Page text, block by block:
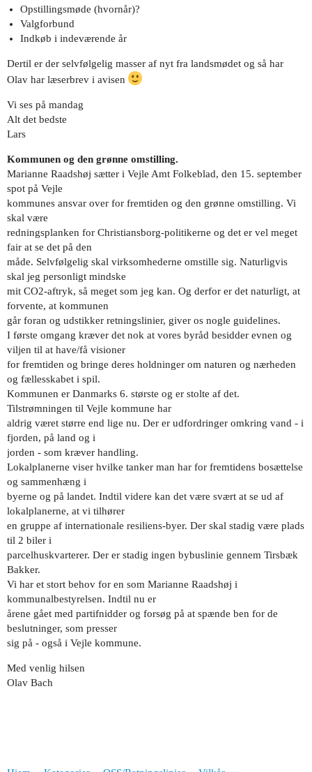
Opstillingsmøde (hvornår)?
Valgforbund
Indkøb i indeværende år
Dertil er der selvfølgelig masser af nyt fra landsmødet og så har
Olav har læserbrev i avisen
Vi ses på mandag
Alt det bedste
Lars
Kommunen og den grønne omstilling.
Marianne Raadshøj sætter i Vejle Amt Folkeblad, den 15. september
spot på Vejle
kommunes ansvar over for fremtiden og den grønne omstilling. Vi
skal være
redningsplanken for Christiansborg-politikerne og det er vel meget
fair at se det på den
måde. Selvfølgelig skal virksomhederne omstille sig. Naturligvis
skal jeg personligt mindske
mit CO2-aftryk, så meget som jeg kan. Og derfor er det naturligt, at
forvente, at kommunen
går foran og udstikker retningslinier, giver os nogle guidelines.
I første omgang kræver det nok at vores byråd besidder evnen og
viljen til at have/få visioner
for fremtiden og bringe deres holdninger om naturen og nærheden
og fællesskabet i spil.
Kommunen er Danmarks 6. største og er stolte af det.
Tilstrømningen til Vejle kommune har
aldrig været større end lige nu. Der er udfordringer omkring vand - i
fjorden, på land og i
jorden - som kræver handling.
Lokalplanerne viser hvilke tanker man har for fremtidens bosættelse
og sammenhæng i
byerne og på landet. Indtil videre kan det være svært at se ud af
lokalplanerne, at vi tilhører
en gruppe af internationale resiliens-byer. Der skal stadig være plads
til 2 biler i
parcelhuskvarterer. Der er stadig ingen bybuslinie gennem Tirsbæk
Bakker.
Vi har et stort behov for en som Marianne Raadshøj i
kommunalbestyrelsen. Indtil nu er
årene gået med partifnidder og forsøg på at spænde ben for de
beslutninger, som presser
sig på - også i Vejle kommune.
Med venlig hilsen
Olav Bach